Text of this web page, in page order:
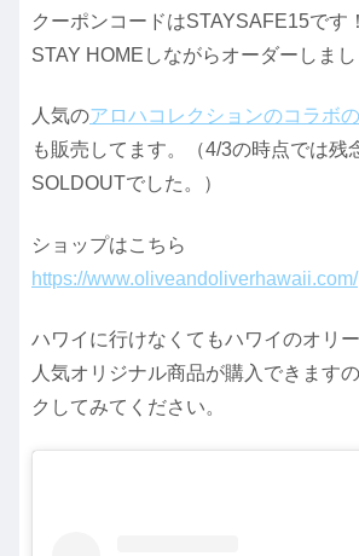
クーポンコードはSTAYSAFE15です
STAY HOMEしながらオーダーしまし
人気のアロハコレクションのコラボ
も販売してます。（4/3の時点では残
SOLDOUTでした。）
ショップはこちら
https://www.oliveandoliverhawaii.com/
ハワイに行けなくてもハワイのオリ
人気オリジナル商品が購入できます
クしてみてください。